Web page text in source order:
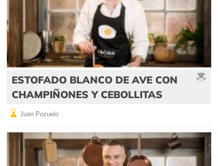
ESTOFADO BLANCO DE AVE CON
CHAMPIÑONES Y CEBOLLITAS
Juan Pozuelo